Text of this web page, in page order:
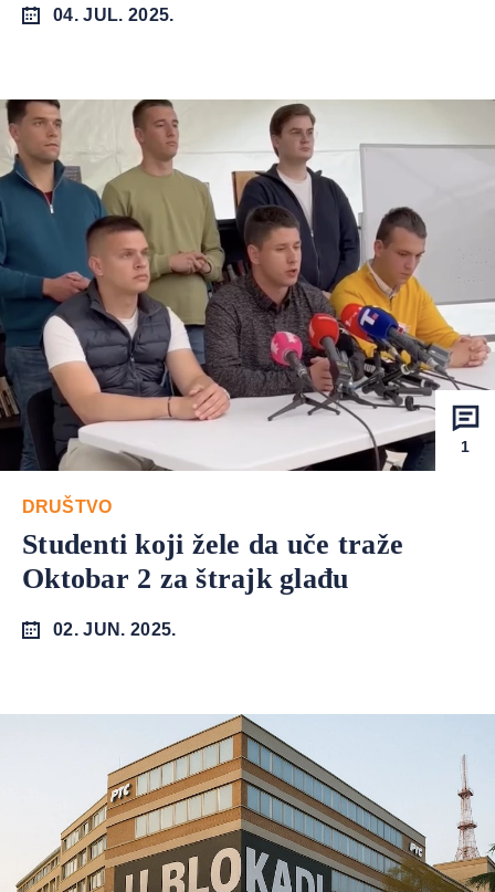
04. JUL. 2025.
1
DRUŠTVO
Studenti koji žele da uče traže
Oktobar 2 za štrajk glađu
02. JUN. 2025.